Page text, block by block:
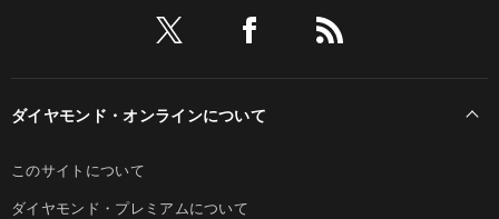
ダイヤモンド・オンラインについて
このサイトについて
ダイヤモンド・プレミアムについて